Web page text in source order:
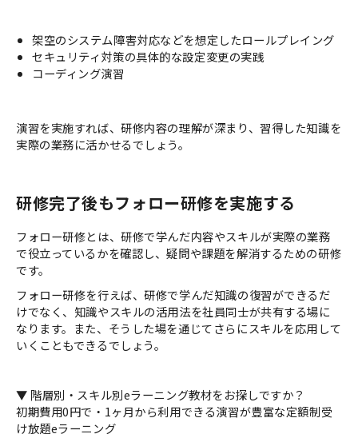
架空のシステム障害対応などを想定したロールプレイング
セキュリティ対策の具体的な設定変更の実践
コーディング演習
演習を実施すれば、研修内容の理解が深まり、習得した知識を
実際の業務に活かせるでしょう。
研修完了後もフォロー研修を実施する
フォロー研修とは、研修で学んだ内容やスキルが実際の業務
で役立っているかを確認し、疑問や課題を解消するための研修
です。
フォロー研修を行えば、研修で学んだ知識の復習ができるだ
けでなく、知識やスキルの活用法を社員同士が共有する場に
なります。また、そうした場を通じてさらにスキルを応用して
いくこともできるでしょう。
▼ 階層別・スキル別eラーニング教材をお探しですか？
初期費用0円で・1ヶ月から利用できる演習が豊富な定額制受
け放題eラーニング